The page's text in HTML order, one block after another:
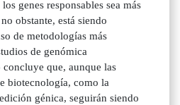
genes responsables sea más
obstante, está siendo
de metodologías más
de genómica
que, aunque las
biotecnología, como la
génica, seguirán siendo